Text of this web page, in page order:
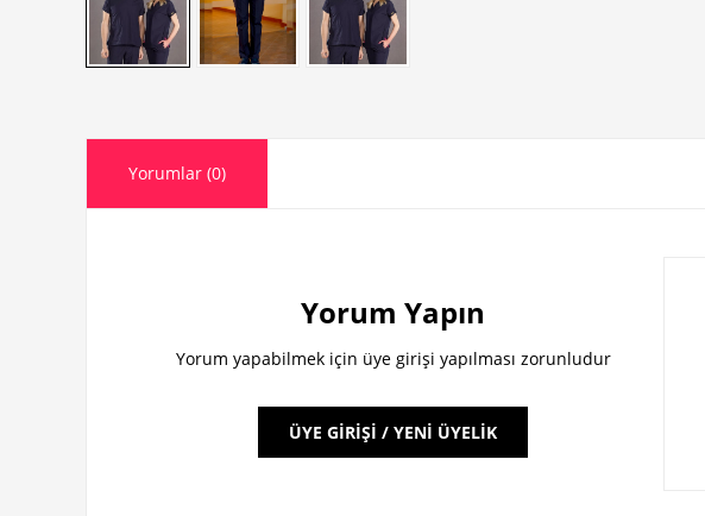
Yorumlar (0)
Yorum Yapın
Yorum yapabilmek için üye girişi yapılması zorunludur
ÜYE GİRİŞİ / YENİ ÜYELİK